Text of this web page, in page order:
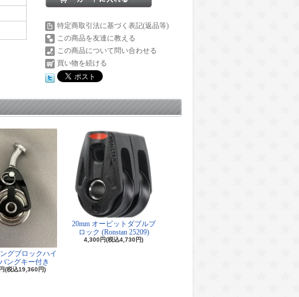
特定商取引法に基づく表記(返品等)
この商品を友達に教える
この商品について問い合わせる
買い物を続ける
グブロックハイ
ングキー付き
(税込19,360円)
20mm オービットダブルブ
ロック (Ronstan 25209)
4,300円(税込4,730円)